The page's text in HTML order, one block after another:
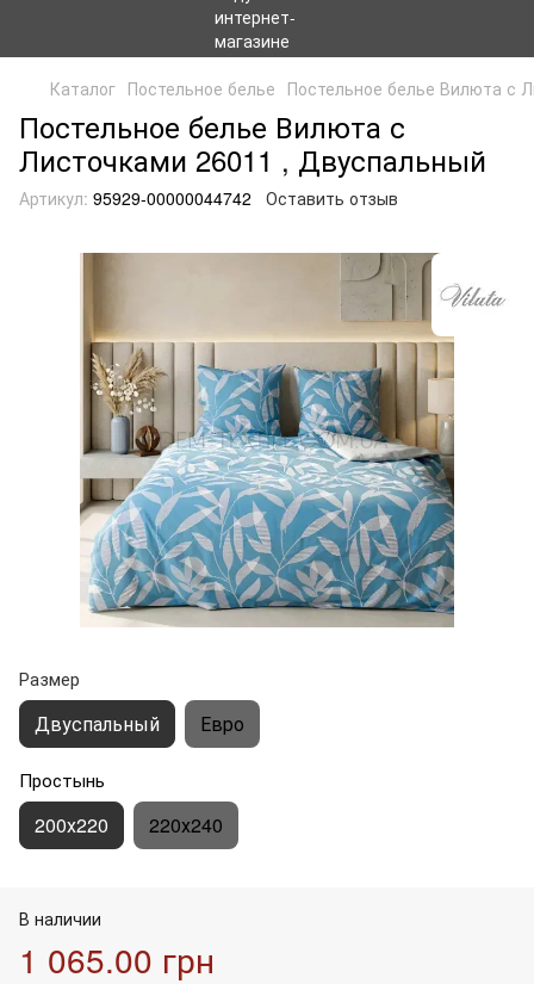
Каталог Постельное белье Постельное белье Вилюта с
Постельное белье Вилюта с
Листочками 26011 , Двуспальный
Артикул: 95929-00000044742 Оставить отзыв
Размер
Двуспальный Евро
Простынь
200х220 220х240
В наличии
1 065.00 грн